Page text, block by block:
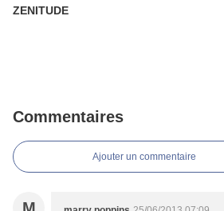
ZENITUDE
Commentaires
Ajouter un commentaire